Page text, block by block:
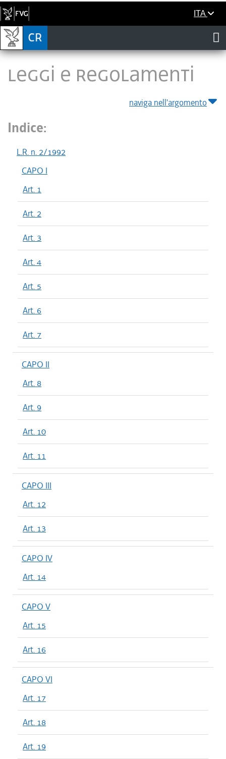
ITA
LEGGI E REGOLAMENTI
naviga nell'argomento
Indice:
L.R. n. 2/1992
CAPO I
Art. 1
Art. 2
Art. 3
Art. 4
Art. 5
Art. 6
Art. 7
CAPO II
Art. 8
Art. 9
Art. 10
Art. 11
CAPO III
Art. 12
Art. 13
CAPO IV
Art. 14
CAPO V
Art. 15
Art. 16
CAPO VI
Art. 17
Art. 18
Art. 19